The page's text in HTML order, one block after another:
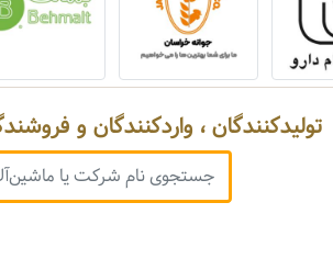
تولیدکنندگان ، واردکنندگان و